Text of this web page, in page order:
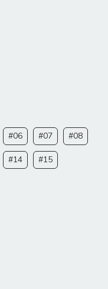
#06 #07 #08
#14 #15